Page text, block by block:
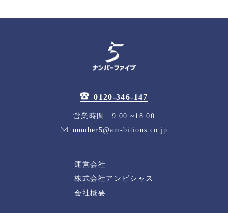
0120-346-147
営業時間 9:00 ~18:00
number5@am-bitious.co.jp
運営会社
株式会社アンビシャス
会社概要